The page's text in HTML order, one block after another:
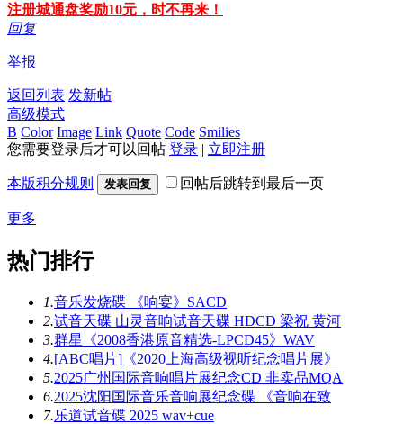
注册城通盘奖励10元，时不再来！
回复
举报
返回列表 发新帖
高级模式
B Color Image Link Quote Code Smilies
您需要登录后才可以回帖 登录 | 立即注册
本版积分规则 发表回复 回帖后跳转到最后一页
更多
热门排行
1.音乐发烧碟 《响宴》SACD
2.试音天碟 山灵音响试音天碟 HDCD 梁祝 黄河
3.群星《2008香港原音精选-LPCD45》WAV
4.[ABC唱片]《2020上海高级视听纪念唱片展》
5.2025广州国际音响唱片展纪念CD 非卖品MQA
6.2025沈阳国际音乐音响展纪念碟 《音响在致
7.乐道试音碟 2025 wav+cue